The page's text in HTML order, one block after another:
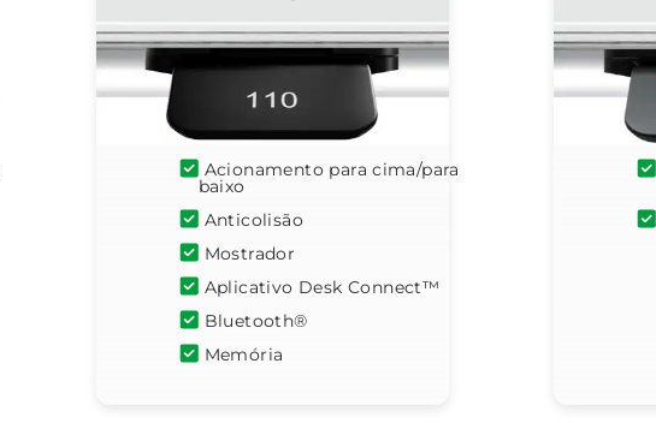
Acionamento para cima/para
baixo
Anticolisão
Mostrador
Aplicativo Desk Connect™
Bluetooth®
Memória